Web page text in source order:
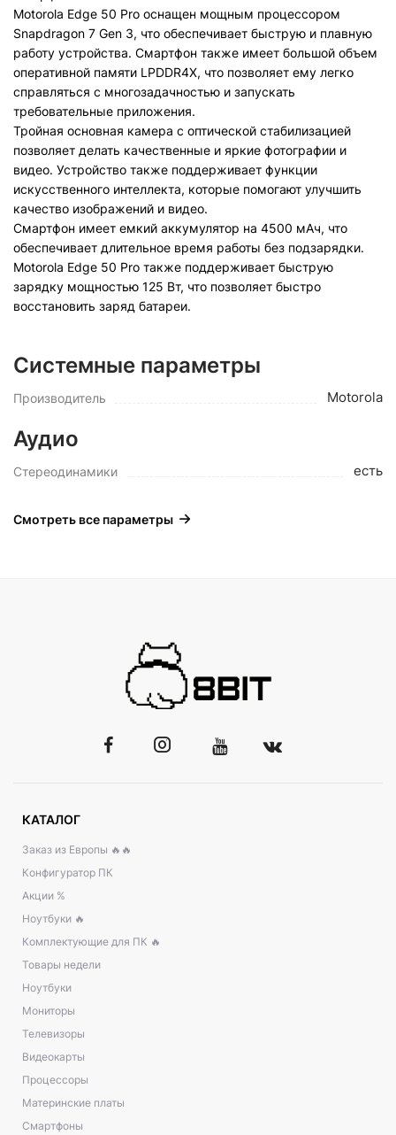
Motorola Edge 50 Pro оснащен мощным процессором
Snapdragon 7 Gen 3, что обеспечивает быструю и плавную
работу устройства. Смартфон также имеет большой объем
оперативной памяти LPDDR4X, что позволяет ему легко
справляться с многозадачностью и запускать
требовательные приложения.
Тройная основная камера с оптической стабилизацией
позволяет делать качественные и яркие фотографии и
видео. Устройство также поддерживает функции
искусственного интеллекта, которые помогают улучшить
качество изображений и видео.
Смартфон имеет емкий аккумулятор на 4500 мАч, что
обеспечивает длительное время работы без подзарядки.
Motorola Edge 50 Pro также поддерживает быструю
зарядку мощностью 125 Вт, что позволяет быстро
восстановить заряд батареи.
Системные параметры
Производитель Motorola
Аудио
Стереодинамики есть
Смотреть все параметры
КАТАЛОГ
Заказ из Европы 🔥🔥
Конфигуратор ПК
Акции %
Ноутбуки 🔥
Комплектующие для ПК 🔥
Товары недели
Ноутбуки
Мониторы
Телевизоры
Видеокарты
Процессоры
Материнские платы
Смартфоны